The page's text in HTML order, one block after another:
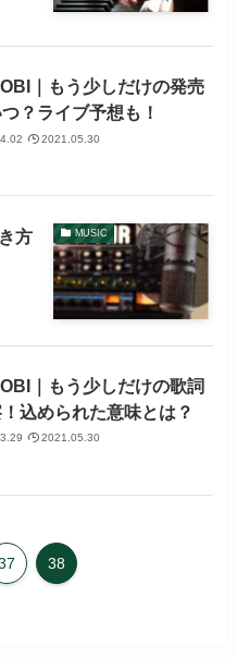
｜もう少しだけの発売
？ライブ予想も！
2021.05.30
MUSIC
方
｜もう少しだけの歌詞
込められた意味とは？
2021.05.30
38